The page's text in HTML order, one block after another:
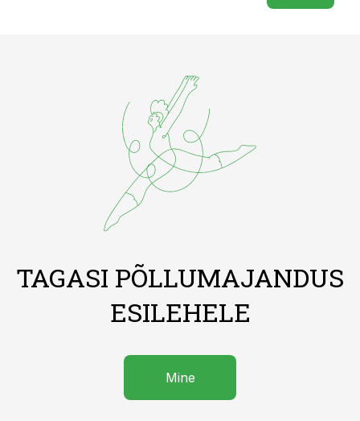
TAGASI PÕLLUMAJANDUS
ESILEHELE
Mine